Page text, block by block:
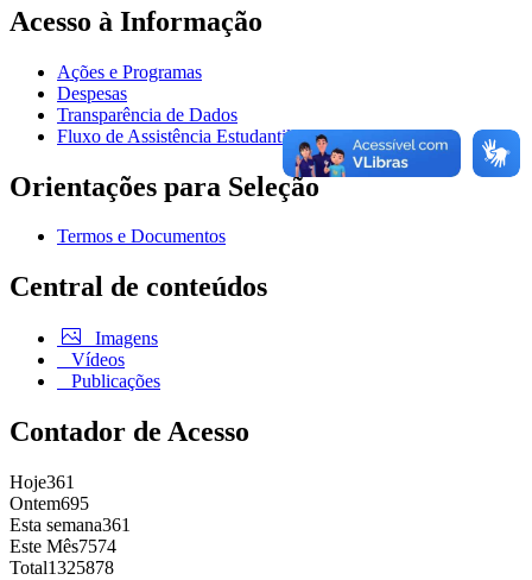
Acesso à Informação
Ações e Programas
Despesas
Transparência de Dados
Fluxo de Assistência Estudantil
Orientações para Seleção
Termos e Documentos
Central de conteúdos
Imagens
Vídeos
Publicações
Contador de Acesso
Hoje361
Ontem695
Esta semana361
Este Mês7574
Total1325878